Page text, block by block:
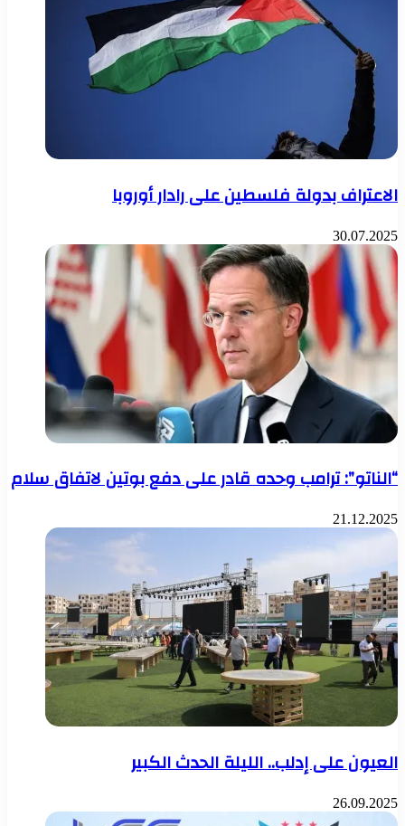
الاعتراف بدولة فلسطين على رادار أوروبا
30.07.2025
“الناتو”: ترامب وحده قادر على دفع بوتين لاتفاق سلام
21.12.2025
العيون على إدلب.. الليلة الحدث الكبير
26.09.2025